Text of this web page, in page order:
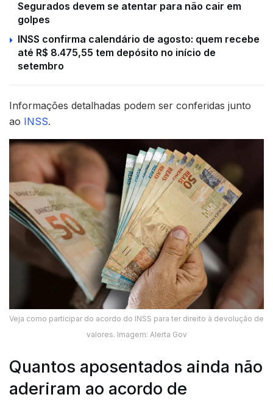
Segurados devem se atentar para não cair em
golpes
INSS confirma calendário de agosto: quem recebe
até R$ 8.475,55 tem depósito no início de
setembro
Informações detalhadas podem ser conferidas junto
ao INSS.
Veja como participar do acordo do INSS para ter direito à devolução de
valores. Imagem: Alerta Gov
Quantos aposentados ainda não
aderiram ao acordo de